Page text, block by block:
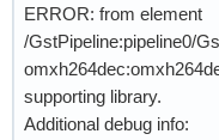
ERROR: from element
/GstPipeline:pipeline0/
supporting library.
Additional debug info: